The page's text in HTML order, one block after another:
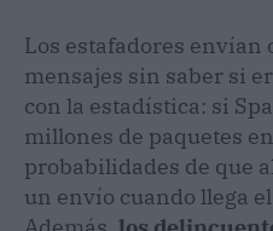
Los estafadores envían
mensajes sin saber si
con la estadística: si
millones de paquetes
probabilidades de que
un envío cuando llega